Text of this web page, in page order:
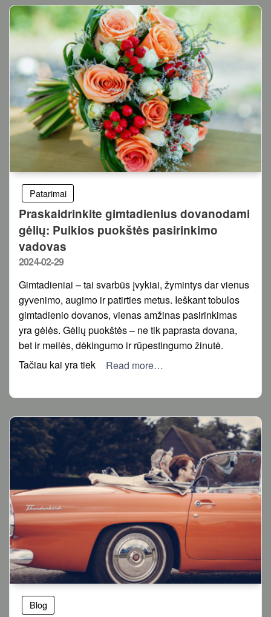
Patarimai
Praskaidrinkite gimtadienius dovanodami
gėlių: Puikios puokštės pasirinkimo
vadovas
Posted
2024-02-29
Gimtadieniai – tai svarbūs įvykiai, žymintys dar vienus
gyvenimo, augimo ir patirties metus. Ieškant tobulos
gimtadienio dovanos, vienas amžinas pasirinkimas
yra gėlės. Gėlių puokštės – ne tik paprasta dovana,
bet ir meilės, dėkingumo ir rūpestingumo žinutė.
Tačiau kai yra tiek
Read more…
Blog